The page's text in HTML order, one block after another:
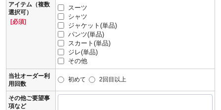
アイテム（複数
選択可）
[必須]
スーツ
シャツ
ジャケット(単品)
パンツ(単品)
スカート(単品)
ジレ(単品)
その他
当社オーダー利
用回数
初めて 2回目以上
その他ご要望事
項など